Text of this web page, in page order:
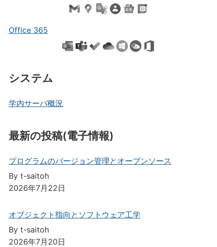
Office 365
システム
学内サーバ概況
最新の投稿(電子情報)
プログラムのバージョン管理とオープンソース
By t-saitoh
2026年7月22日
オブジェクト指向とソフトウェア工学
By t-saitoh
2026年7月20日